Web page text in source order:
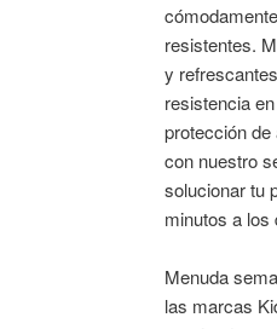
resistentes.
y
resistencia
protección
con nuestro
solucionar tu
minutos a los
Menuda
las marcas